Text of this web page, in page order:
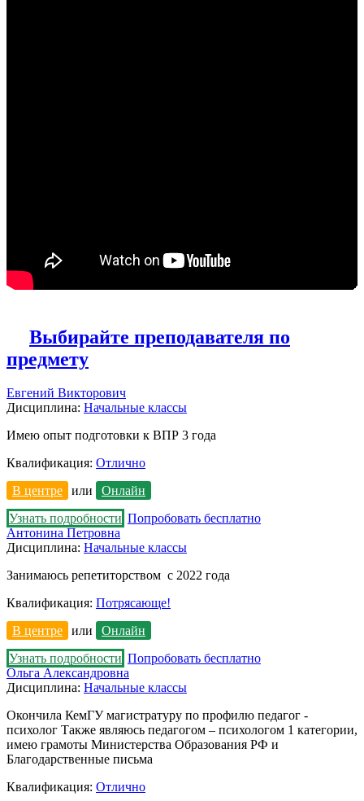
Выбирайте преподавателя по
предмету
Евгений Викторович
Дисциплина: Начальные классы
Имею опыт подготовки к ВПР 3 года
Квалификация: Отлично
В центре
или
Онлайн
Узнать подробности Попробовать бесплатно
Антонина Петровна
Дисциплина: Начальные классы
Занимаюсь репетиторством с 2022 года
Квалификация: Потрясающе!
В центре
или
Онлайн
Узнать подробности Попробовать бесплатно
Ольга Александровна
Дисциплина: Начальные классы
Окончила КемГУ магистратуру по профилю педагог -
психолог Также являюсь педагогом – психологом 1 категории,
имею грамоты Министерства Образования РФ и
Благодарственные письма
Квалификация: Отлично